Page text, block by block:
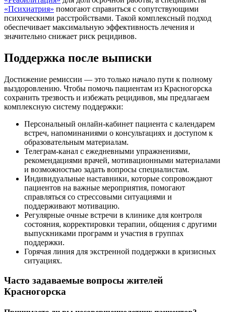
«Психиатрия» помогают справиться с сопутствующими
психическими расстройствами. Такой комплексный подход
обеспечивает максимальную эффективность лечения и
значительно снижает риск рецидивов.
Поддержка после выписки
Достижение ремиссии — это только начало пути к полному
выздоровлению. Чтобы помочь пациентам из Красногорска
сохранить трезвость и избежать рецидивов, мы предлагаем
комплексную систему поддержки:
Персональный онлайн-кабинет пациента с календарем
встреч, напоминаниями о консультациях и доступом к
образовательным материалам.
Телеграм-канал с ежедневными упражнениями,
рекомендациями врачей, мотивационными материалами
и возможностью задать вопросы специалистам.
Индивидуальные наставники, которые сопровождают
пациентов на важные мероприятия, помогают
справляться со стрессовыми ситуациями и
поддерживают мотивацию.
Регулярные очные встречи в клинике для контроля
состояния, корректировки терапии, общения с другими
выпускниками программ и участия в группах
поддержки.
Горячая линия для экстренной поддержки в кризисных
ситуациях.
Часто задаваемые вопросы жителей
Красногорска